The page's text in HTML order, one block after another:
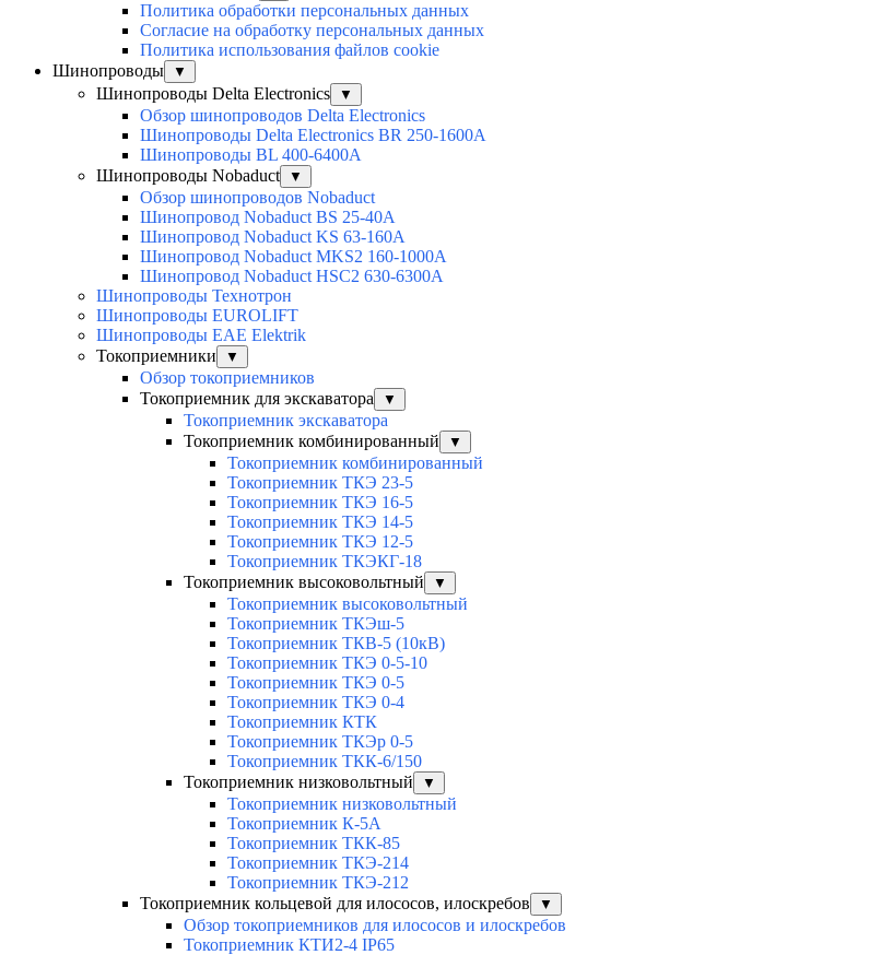
Политика обработки персональных данных
Согласие на обработку персональных данных
Политика использования файлов cookie
Шинопроводы
▼
Шинопроводы Delta Electronics ▼
Обзор шинопроводов Delta Electronics
Шинопроводы Delta Electronics BR 250-1600A
Шинопроводы BL 400-6400A
Шинопроводы Nobaduct
▼
Обзор шинопроводов Nobaduct
Шинопровод Nobaduct BS 25-40A
Шинопровод Nobaduct KS 63-160А
Шинопровод Nobaduct MKS2 160-1000А
Шинопровод Nobaduct HSC2 630-6300А
Шинопроводы Технотрон
Шинопроводы EUROLIFT
Шинопроводы EAE Elektrik
Токоприемники
▼
Обзор токоприемников
Токоприемник для экскаватора
▼
Токоприемник экскаватора
Токоприемник комбинированный
▼
Токоприемник комбинированный
Токоприемник ТКЭ 23-5
Токоприемник ТКЭ 16-5
Токоприемник ТКЭ 14-5
Токоприемник ТКЭ 12-5
Токоприемник ТКЭКГ-18
Токоприемник высоковольтный
▼
Токоприемник высоковольтный
Токоприемник ТКЭш-5
Токоприемник ТКВ-5 (10кВ)
Токоприемник ТКЭ 0-5-10
Токоприемник ТКЭ 0-5
Токоприемник ТКЭ 0-4
Токоприемник КТК
Токоприемник ТКЭр 0-5
Токоприемник ТКК-6/150
Токоприемник низковольтный
▼
Токоприемник низковольтный
Токоприемник К-5А
Токоприемник ТКК-85
Токоприемник ТКЭ-214
Токоприемник ТКЭ-212
Токоприемник кольцевой для илососов, илоскребов
▼
Обзор токоприемников для илососов и илоскребов
Токоприемник КТИ2-4 IP65